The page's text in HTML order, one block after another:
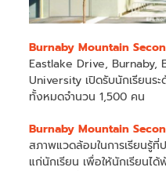
Burnaby Mountain
Eastlake Drive, Burnaby,
University เปิดรับนักเรียนร
ทั้งหมดจำนวน 1,500 คน
Burnaby Mountain
สภาพแวดล้อมในการเรียนรู้
แก่นักเรียน เพื่อให้นักเรียนไ